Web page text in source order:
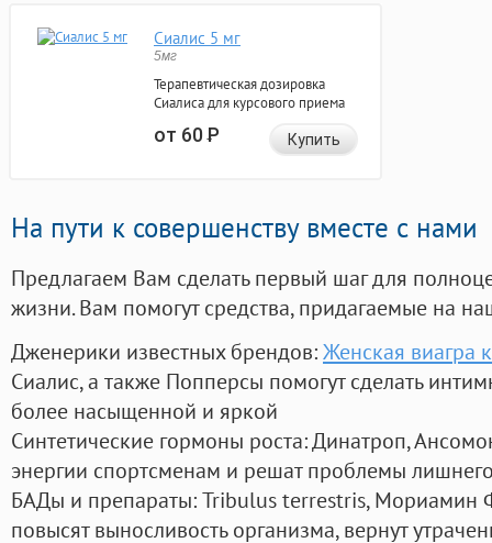
Сиалис 5 мг
5мг
Терапевтическая дозировка
Сиалиса для курсового приема
от 60Р Купить
На пути к совершенству вместе с нами
Предлагаем Вам сделать первый шаг для
жизни. Вам помогут средства, придагаемые на
Дженерики известных брендов:Женская виагра
Сиалис, а также Попперсы помогут сделать
более насыщенной и яркой
Синтетические гормоны роста: Динатроп,
энергии спортсменам и решат проблемы
БАДы и препараты:Tribulus terrestris, Мориамин
повысят выносливость организма, вернут